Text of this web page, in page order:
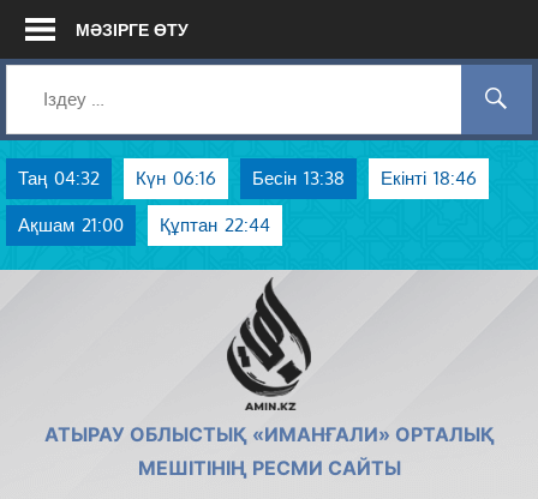
Skip
МӘЗІРГЕ ӨТУ
Таң 04:32 Күн 06:16 Бесін 13:38 Екінті 18:46
Ақшам 21:00 Құптан 22:44
АТЫРАУ ОБЛЫСТЫҚ «ИМАНҒАЛИ» ОРТАЛЫҚ
МЕШІТІНІҢ РЕСМИ САЙТЫ